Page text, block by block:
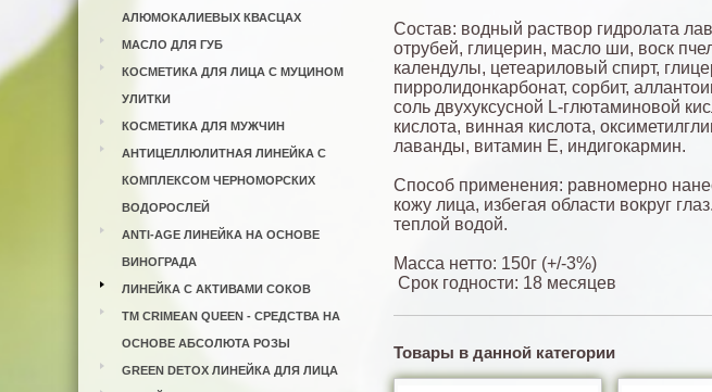
АЛЮМОКАЛИЕВЫХ КВАСЦАХ
МАСЛО ДЛЯ ГУБ
КОСМЕТИКА ДЛЯ ЛИЦА С МУЦИНОМ
УЛИТКИ
КОСМЕТИКА ДЛЯ МУЖЧИН
АНТИЦЕЛЛЮЛИТНАЯ ЛИНЕЙКА С
КОМПЛЕКСОМ ЧЕРНОМОРСКИХ
ВОДОРОСЛЕЙ
ANTI-AGE ЛИНЕЙКА НА ОСНОВЕ
ВИНОГРАДА
ЛИНЕЙКА С АКТИВАМИ СОКОВ
ТМ CRIMEAN QUEEN - СРЕДСТВА НА
ОСНОВЕ АБСОЛЮТА РОЗЫ
GREEN DETOX ЛИНЕЙКА ДЛЯ ЛИЦА
Состав: водный раствор гидролата
отрубей, глицерин, масло ши, воск
календулы, цетеариловый спирт,
пирролидонкарбонат, сорбит,
соль двухуксусной L-глютаминовой
кислота, винная кислота,
лаванды, витамин Е, индигокармин.
Способ применения: равномерно
кожу лица, избегая области вокруг
теплой водой.
Масса нетто: 150г (+/-3%)
Срок годности: 18 месяцев
Товары в данной категории